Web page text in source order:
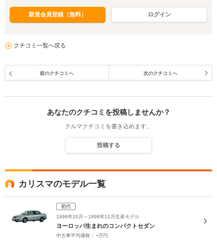
新規会員登録（無料） ログイン
クチコミ一覧へ戻る
前のクチコミへ 次のクチコミへ
あなたのクチコミを投稿しませんか？
クルマクチコミを書き込めます。
投稿する
カリスマのモデル一覧
初代
1996年10月～1998年12月生産モデル
ヨーロッパ生まれのコンパクトセダン
中古車平均価格： -万円